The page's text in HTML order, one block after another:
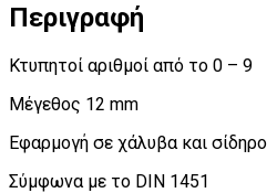
Περιγραφή
Κτυπητοί αριθμοί από το 0 – 9
Μέγεθος 12 mm
Εφαρμογή σε χάλυβα και σίδηρο
Σύμφωνα με το DIN 1451